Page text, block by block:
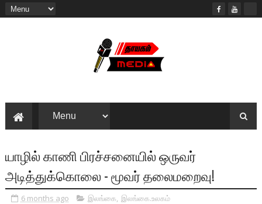
யாழில் காணி பிரச்சனையில் ஒருவர்
அடித்துக்கொலை - மூவர் தலைமறைவு!
6 months ago இலங்கை, இலங்கை.உலகம்